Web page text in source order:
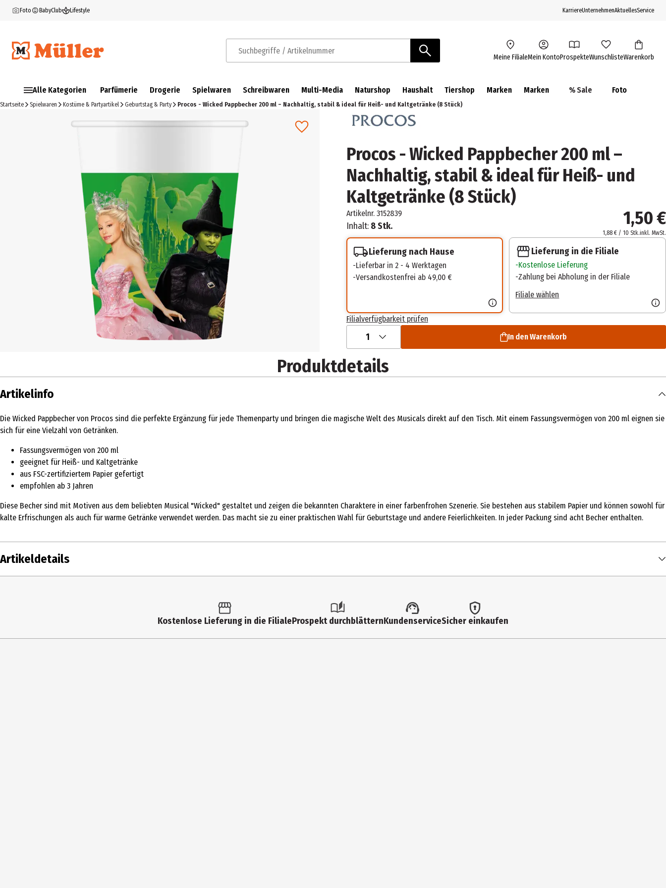
Foto BabyClub Lifestyle KarriereUnternehmenAktuellesService
Suchbegriffe / Artikelnummer Meine FilialeMein KontoProspekteWunschlisteWarenkorb
Alle Kategorien Parfümerie Drogerie Spielwaren Schreibwaren Multi-Media Naturshop Haushalt Tiershop Marken Marken % Sale Foto
Startseite Spielwaren Kostüme & Partyartikel Geburtstag & Party Procos - Wicked Pappbecher 200 ml – Nachhaltig, stabil & ideal für Heiß- und Kaltgetränke (8 Stück)
Procos - Wicked Pappbecher 200 ml –
Nachhaltig, stabil & ideal für Heiß- und
Kaltgetränke (8 Stück)
Artikelnr. 3152839
Inhalt: 8 Stk. 1,50 €
1,88 € / 10 Stk.inkl. MwSt.
Lieferung nach Hause
Lieferbar in 2 - 4 Werktagen
Versandkostenfrei ab 49,00 €
Lieferung in die Filiale
Kostenlose Lieferung
Zahlung bei Abholung in der Filiale
Filiale wählen
Filialverfügbarkeit prüfen
1 In den Warenkorb
Produktdetails
Artikelinfo
Die Wicked Pappbecher von Procos sind die perfekte Ergänzung für jede Themenparty und bringen die magische Welt des Musicals direkt auf den Tisch. Mit einem Fassungsvermögen von 200 ml eignen sie
sich für eine Vielzahl von Getränken.
Fassungsvermögen von 200 ml
geeignet für Heiß- und Kaltgetränke
aus FSC-zertifiziertem Papier gefertigt
empfohlen ab 3 Jahren
Diese Becher sind mit Motiven aus dem beliebten Musical "Wicked" gestaltet und zeigen die bekannten Charaktere in einer farbenfrohen Szenerie. Sie bestehen aus stabilem Papier und können sowohl für
kalte Erfrischungen als auch für warme Getränke verwendet werden. Das macht sie zu einer praktischen Wahl für Geburtstage und andere Feierlichkeiten. In jeder Packung sind acht Becher enthalten.
Artikeldetails
Sonstige Party und Dekoartikel
Kostenlose Lieferung in die FilialeProspekt durchblätternKundenserviceSicher einkaufen